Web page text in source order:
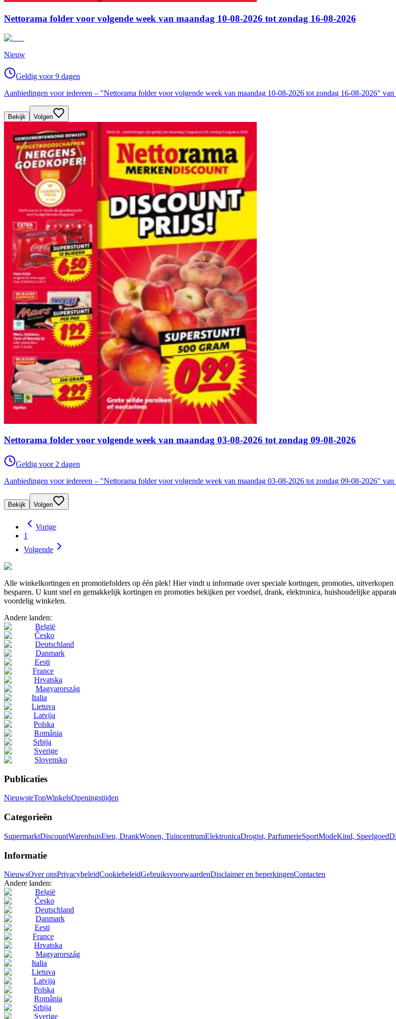
Nettorama folder voor volgende week van maandag 10-08-2026 tot zondag 16-08-2026
Nieuw
Geldig voor 9 dagen
Aanbiedingen voor iedereen – "Nettorama folder voor volgende week van maandag 10-08-2026 tot zondag 16-08-2026"
Bekijk Volgen
Nettorama folder voor volgende week van maandag 03-08-2026 tot zondag 09-08-2026
Geldig voor 2 dagen
Aanbiedingen voor iedereen – "Nettorama folder voor volgende week van maandag 03-08-2026 tot zondag 09-08-2026"
Bekijk Volgen
Vorige
1
Volgende
Alle winkelkortingen en promotiefolders op één plek! Hier vindt u informatie over speciale kortingen, promoties,
besparen. U kunt snel en gemakkelijk kortingen en promoties bekijken per voedsel, drank, elektronica, huishoudelijke
voordelig winkelen.
Andere landen:
België
Česko
Deutschland
Danmark
Eesti
France
Hrvatska
Magyarország
Italia
Lietuva
Latvija
Polska
România
Srbija
Sverige
Slovensko
Publicaties
NieuwsteTopWinkelsOpeningstijden
Categorieën
SupermarktDiscountWarenhuisEten, DrankWonen, TuincentrumElektronicaDrogist, ParfumerieSportModeKind, Speelgoed
Informatie
NieuwsOver onsPrivacybeleidCookiebeleidGebruiksvoorwaardenDisclaimer en beperkingenContacten
Andere landen:
België
Česko
Deutschland
Danmark
Eesti
France
Hrvatska
Magyarország
Italia
Lietuva
Latvija
Polska
România
Srbija
Sverige